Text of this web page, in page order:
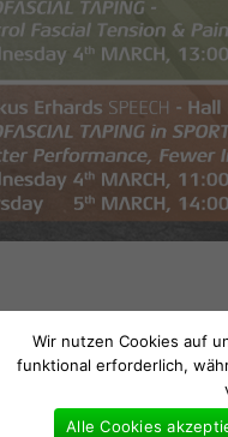
Wir nutzen Cookies auf
funktional erforderlich,
Alle Cookies